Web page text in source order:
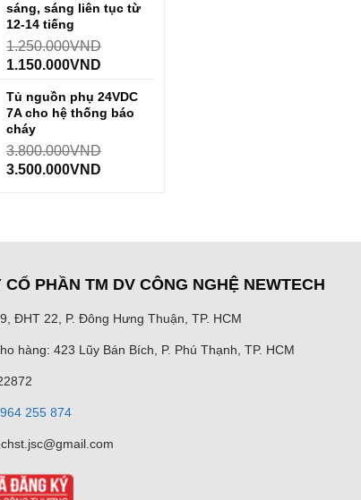
sáng, sáng liên tục từ
12-14 tiếng
1.250.000VND
1.150.000VND
Tủ nguồn phụ 24VDC
7A cho hệ thống báo
cháy
3.800.000VND
3.500.000VND
CỔ PHẦN TM DV CÔNG NGHỆ NEWTECH
ĐHT 22, P. Đông Hưng Thuận, TP. HCM
hàng: 423 Lũy Bán Bích, P. Phú Thạnh, TP. HCM
255 874